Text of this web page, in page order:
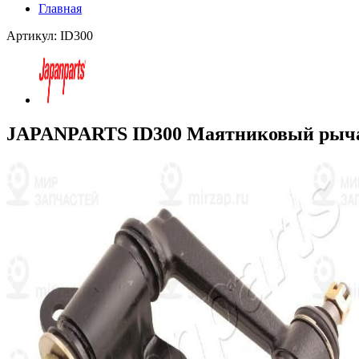
Главная
Артикул: ID300
JAPANPARTS ID300 Маятниковый